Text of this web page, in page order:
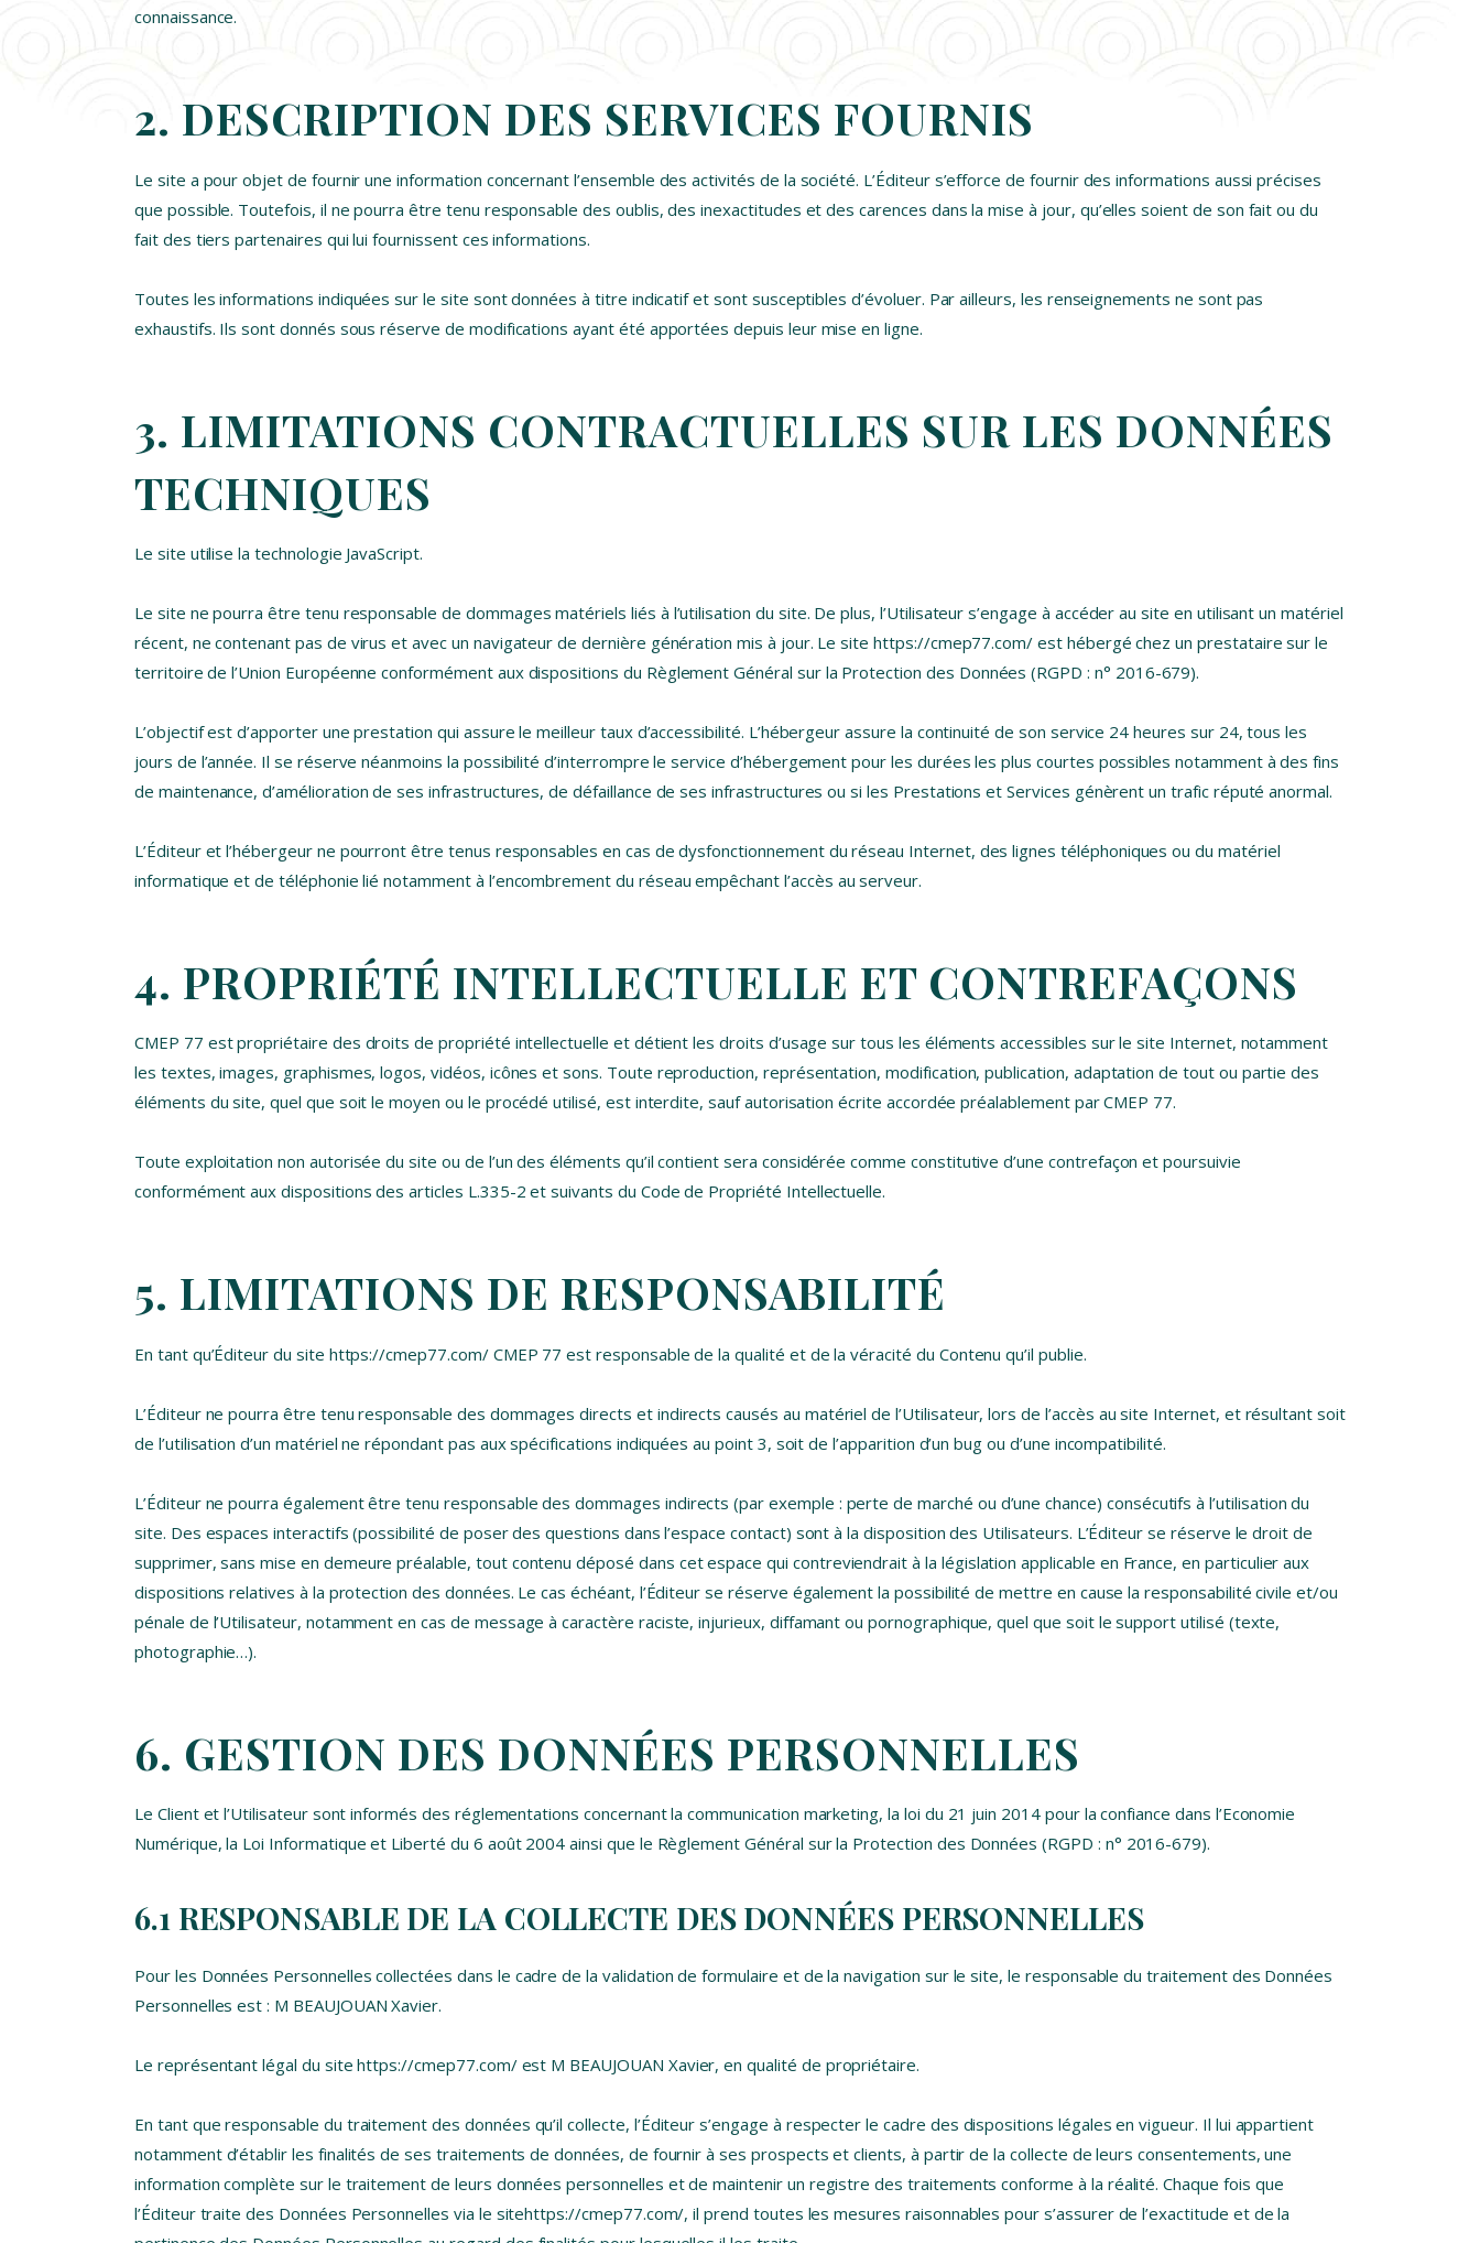
connaissance.
2. DESCRIPTION DES SERVICES FOURNIS
Le site a pour objet de fournir une information concernant l’ensemble des activités de la société. L’Éditeur s’efforce de fournir des informations aussi précises
que possible. Toutefois, il ne pourra être tenu responsable des oublis, des inexactitudes et des carences dans la mise à jour, qu’elles soient de son fait ou du
fait des tiers partenaires qui lui fournissent ces informations.
Toutes les informations indiquées sur le site sont données à titre indicatif et sont susceptibles d’évoluer. Par ailleurs, les renseignements ne sont pas
exhaustifs. Ils sont donnés sous réserve de modifications ayant été apportées depuis leur mise en ligne.
3. LIMITATIONS CONTRACTUELLES SUR LES DONNÉES
TECHNIQUES
Le site utilise la technologie JavaScript.
Le site ne pourra être tenu responsable de dommages matériels liés à l’utilisation du site. De plus, l’Utilisateur s’engage à accéder au site en utilisant un matériel
récent, ne contenant pas de virus et avec un navigateur de dernière génération mis à jour. Le site https://cmep77.com/ est hébergé chez un prestataire sur le
territoire de l’Union Européenne conformément aux dispositions du Règlement Général sur la Protection des Données (RGPD : n° 2016-679).
L’objectif est d’apporter une prestation qui assure le meilleur taux d’accessibilité. L’hébergeur assure la continuité de son service 24 heures sur 24, tous les
jours de l’année. Il se réserve néanmoins la possibilité d’interrompre le service d’hébergement pour les durées les plus courtes possibles notamment à des fins
de maintenance, d’amélioration de ses infrastructures, de défaillance de ses infrastructures ou si les Prestations et Services génèrent un trafic réputé anormal.
L’Éditeur et l’hébergeur ne pourront être tenus responsables en cas de dysfonctionnement du réseau Internet, des lignes téléphoniques ou du matériel
informatique et de téléphonie lié notamment à l’encombrement du réseau empêchant l’accès au serveur.
4. PROPRIÉTÉ INTELLECTUELLE ET CONTREFAÇONS
CMEP 77 est propriétaire des droits de propriété intellectuelle et détient les droits d’usage sur tous les éléments accessibles sur le site Internet, notamment
les textes, images, graphismes, logos, vidéos, icônes et sons. Toute reproduction, représentation, modification, publication, adaptation de tout ou partie des
éléments du site, quel que soit le moyen ou le procédé utilisé, est interdite, sauf autorisation écrite accordée préalablement par CMEP 77.
Toute exploitation non autorisée du site ou de l’un des éléments qu’il contient sera considérée comme constitutive d’une contrefaçon et poursuivie
conformément aux dispositions des articles L.335-2 et suivants du Code de Propriété Intellectuelle.
5. LIMITATIONS DE RESPONSABILITÉ
En tant qu’Éditeur du site https://cmep77.com/ CMEP 77 est responsable de la qualité et de la véracité du Contenu qu’il publie.
L’Éditeur ne pourra être tenu responsable des dommages directs et indirects causés au matériel de l’Utilisateur, lors de l’accès au site Internet, et résultant soit
de l’utilisation d’un matériel ne répondant pas aux spécifications indiquées au point 3, soit de l’apparition d’un bug ou d’une incompatibilité.
L’Éditeur ne pourra également être tenu responsable des dommages indirects (par exemple : perte de marché ou d’une chance) consécutifs à l’utilisation du
site. Des espaces interactifs (possibilité de poser des questions dans l’espace contact) sont à la disposition des Utilisateurs. L’Éditeur se réserve le droit de
supprimer, sans mise en demeure préalable, tout contenu déposé dans cet espace qui contreviendrait à la législation applicable en France, en particulier aux
dispositions relatives à la protection des données. Le cas échéant, l’Éditeur se réserve également la possibilité de mettre en cause la responsabilité civile et/ou
pénale de l’Utilisateur, notamment en cas de message à caractère raciste, injurieux, diffamant ou pornographique, quel que soit le support utilisé (texte,
photographie…).
6. GESTION DES DONNÉES PERSONNELLES
Le Client et l’Utilisateur sont informés des réglementations concernant la communication marketing, la loi du 21 juin 2014 pour la confiance dans l’Economie
Numérique, la Loi Informatique et Liberté du 6 août 2004 ainsi que le Règlement Général sur la Protection des Données (RGPD : n° 2016-679).
6.1 RESPONSABLE DE LA COLLECTE DES DONNÉES PERSONNELLES
Pour les Données Personnelles collectées dans le cadre de la validation de formulaire et de la navigation sur le site, le responsable du traitement des Données
Personnelles est : M BEAUJOUAN Xavier.
Le représentant légal du site https://cmep77.com/ est M BEAUJOUAN Xavier, en qualité de propriétaire.
En tant que responsable du traitement des données qu’il collecte, l’Éditeur s’engage à respecter le cadre des dispositions légales en vigueur. Il lui appartient
notamment d’établir les finalités de ses traitements de données, de fournir à ses prospects et clients, à partir de la collecte de leurs consentements, une
information complète sur le traitement de leurs données personnelles et de maintenir un registre des traitements conforme à la réalité. Chaque fois que
l’Éditeur traite des Données Personnelles via le sitehttps://cmep77.com/, il prend toutes les mesures raisonnables pour s’assurer de l’exactitude et de la